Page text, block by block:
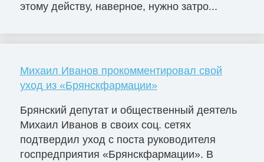
этому действу, наверное, нужно затро...
Михаил Иванов прокомментировал свой
уход из «Брянскфармации»
Брянский депутат и общественный деятель
Михаил Иванов в своих соц. сетях
подтвердил уход с поста руководителя
госпредприятия «Брянскфармации». В